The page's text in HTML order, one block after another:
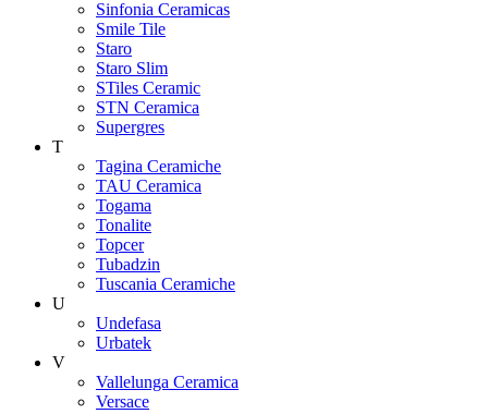
Sinfonia Ceramicas
Smile Tile
Staro
Staro Slim
STiles Ceramic
STN Ceramica
Supergres
T
Tagina Ceramiche
TAU Ceramica
Togama
Tonalite
Topcer
Tubadzin
Tuscania Ceramiche
U
Undefasa
Urbatek
V
Vallelunga Ceramica
Versace